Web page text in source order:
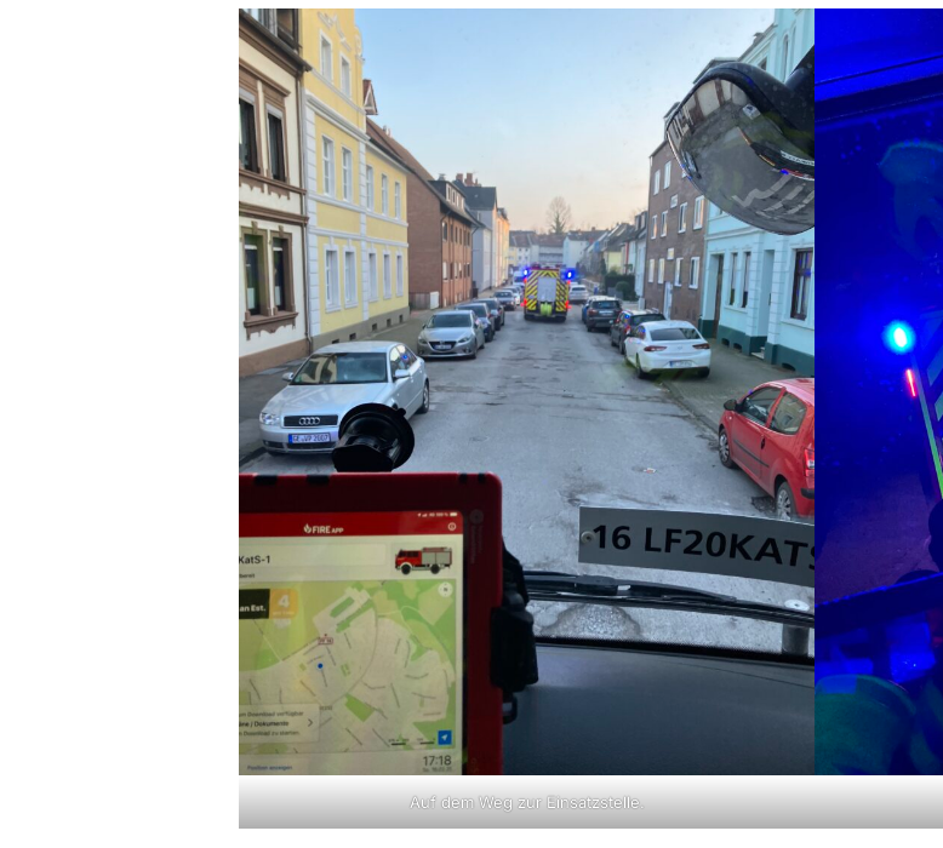
Auf dem Weg zur Einsatzstelle.